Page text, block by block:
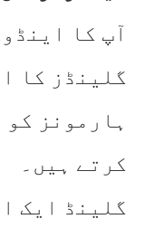
آپ کا
گلینڈز کا
ہارمونز
کرتے ہیں۔
گلینڈ ایک